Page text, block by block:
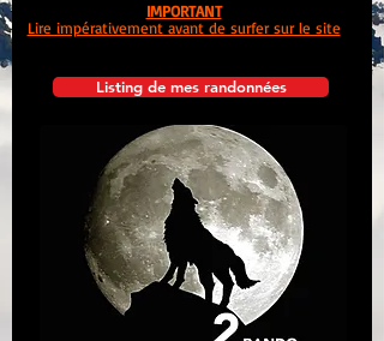
Listing de mes randonnées
IMPORTANT
Lire impérativement avant de surfer sur le site